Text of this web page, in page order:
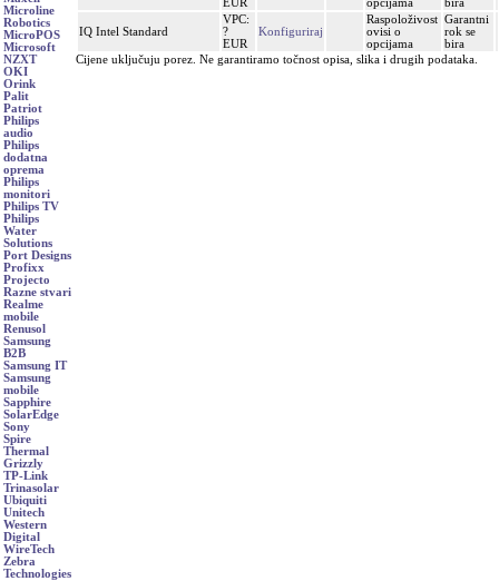
Microline
Robotics
MicroPOS
Microsoft
NZXT
OKI
Orink
Palit
Patriot
Philips
audio
Philips
dodatna
oprema
Philips
monitori
Philips TV
Philips
Water
Solutions
Port Designs
Profixx
Projecto
Razne stvari
Realme
mobile
Renusol
Samsung
B2B
Samsung IT
Samsung
mobile
Sapphire
SolarEdge
Sony
Spire
Thermal
Grizzly
TP-Link
Trinasolar
Ubiquiti
Unitech
Western
Digital
WireTech
Zebra
Technologies
IQ Intel Standard
VPC:
?
EUR
Konfiguriraj
Raspoloživost
ovisi o
opcijama
Garantni
rok se
bira
Cijene uključuju porez. Ne garantiramo točnost opisa, slika i drugih podataka.